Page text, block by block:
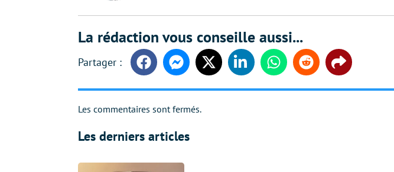
La rédaction vous conseille aussi...
FacebookMessengerTwitter LinkedinWhatsappReddit Share
Les commentaires sont fermés.
Les derniers articles